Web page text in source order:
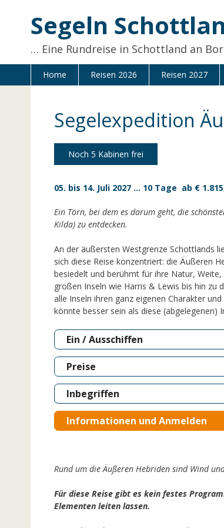
springenSegeln
… Eine Rundreise in Schottland an
Home Reisen 2026 Reisen 2027
Segelexpedition
Noch 5 Kabinen frei
05. bis 14. Juli 2027 … 10 Tage ab €
Ein Törn, bei dem es darum geht, die
Kilda) zu entdecken.
An der äußersten Westgrenze Schottlands
sich diese Reise konzentriert: die Äußeren
besiedelt und berühmt für ihre Natur, Weite,
großen Inseln wie Harris & Lewis bis hin zu
alle Inseln ihren ganz eigenen Charakter
könnte besser sein als diese (abgelegenen)
Ein / Ausschiffen
Preise
Inbegriffen
Informationen und Anmelden
Rund um die Äußeren Hebriden sind Wind
Für diese Reise gibt es kein festes
Elementen leiten lassen.